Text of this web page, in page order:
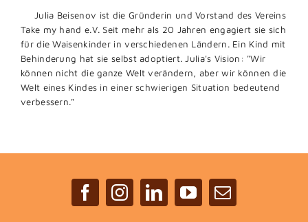
Julia Beisenov ist die Gründerin und Vorstand des Vereins
Take my hand e.V. Seit mehr als 20 Jahren engagiert sie sich
für die Waisenkinder in verschiedenen Ländern. Ein Kind mit
Behinderung hat sie selbst adoptiert. Julia's Vision: "Wir
können nicht die ganze Welt verändern, aber wir können die
Welt eines Kindes in einer schwierigen Situation bedeutend
verbessern."